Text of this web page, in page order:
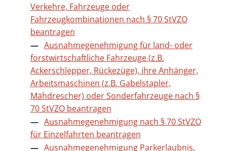
Verkehre, Fahrzeuge oder
Fahrzeugkombinationen nach § 70 StVZO
beantragen
Ausnahmegenehmigung für land- oder
forstwirtschaftliche Fahrzeuge (z.B.
Ackerschlepper, Rückezüge), ihre Anhänger,
Arbeitsmaschinen (z.B. Gabelstapler,
Mähdrescher) oder Sonderfahrzeuge nach §
70 StVZO beantragen
Ausnahmegenehmigung nach § 70 StVZO
für Einzelfahrten beantragen
Ausnahmegenehmigung Parkerlaubnis,